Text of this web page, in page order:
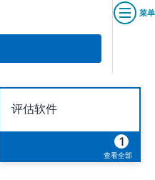
菜单
评估软件
1
查看全部